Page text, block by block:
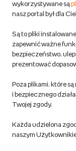
Reklamacje
Regulamin
Pozostałe
Polityka prywatności
produktów
Do 100 zł na
korzystaj z
wykorzystywane są
nasz portal był dla
Są to pliki
zapewnić ważne
bezpieczeństwo,
prezentować
Poza plikami, które
i bezpiecznego
Twojej zgody.
Każda udzielona
naszym